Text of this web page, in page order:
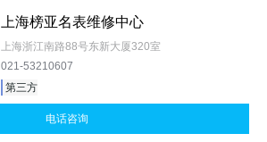
上海榜亚名表维修中心
上海浙江南路88号东新大厦320室
021-53210607
第三方
电话咨询